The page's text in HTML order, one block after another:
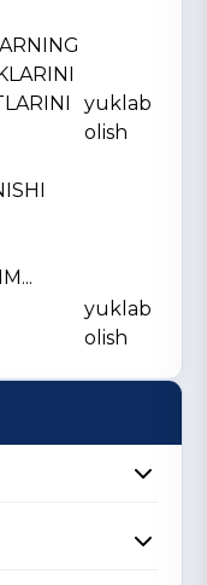
yuklab
olish
yuklab
olish